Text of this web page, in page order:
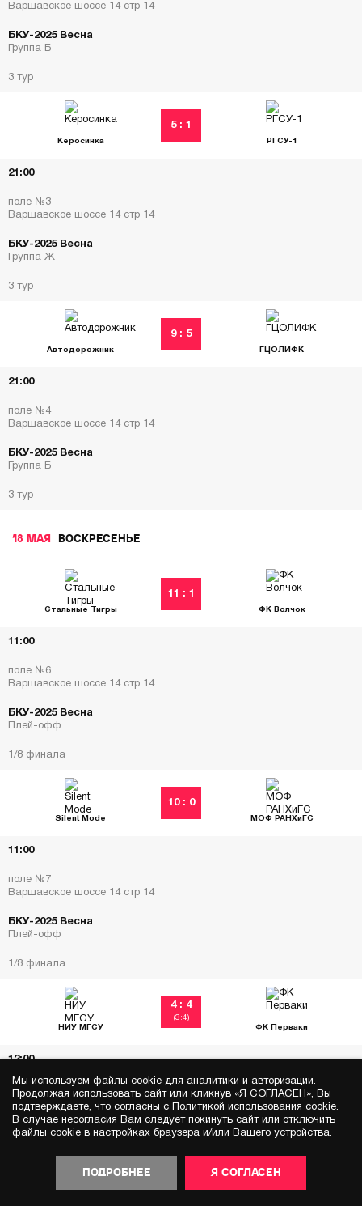
Варшавское шоссе 14 стр 14
3 тур
БКУ-2025 Весна
Группа Б
21:00
поле №3
Варшавское шоссе 14 стр 14
3 тур
Керосинка
5 : 1
РГСУ-1
БКУ-2025 Весна
Группа Ж
21:00
поле №4
Варшавское шоссе 14 стр 14
3 тур
Автодорожник
9 : 5
ГЦОЛИФК
БКУ-2025 Весна
Группа Б
18 МАЯ ВОСКРЕСЕНЬЕ
11:00
поле №6
Варшавское шоссе 14 стр 14
1/8 финала
Стальные Тигры
11 : 1
ФК Волчок
БКУ-2025 Весна
Плей-офф
11:00
поле №7
Варшавское шоссе 14 стр 14
1/8 финала
Silent Mode
10 : 0
МОФ РАНХиГС
БКУ-2025 Весна
Плей-офф
12:00
поле №7
Варшавское шоссе 14 стр 14
НИУ МГСУ
4 : 4
(3:4)
ФК Перваки
БКУ-2025 Весна
Мы используем файлы cookie для аналитики и авторизации.
Продолжая использовать сайт или кликнув «Я СОГЛАСЕН», Вы
подтверждаете, что согласны с Политикой использования cookie.
В случае несогласия Вам следует покинуть сайт или отключить
файлы cookie в настройках браузера и/или Вашего устройства.
ПОДРОБНЕЕ Я СОГЛАСЕН